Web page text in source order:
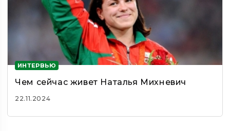
ИНТЕРВЬЮ
Чем сейчас живет Наталья Михневич
22.11.2024